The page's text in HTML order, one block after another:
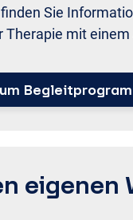
Sie
Therapie mit
eigenen